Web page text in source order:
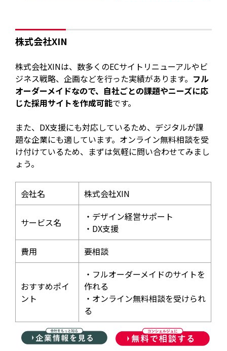
株式会社XIN
株式会社XINは、数多くのECサイトリニューアルやビ
ジネス戦略、企画などを行った実績があります。 フル
オーダーメイドなので、自社ごとの課題やニーズに応
じた採用サイトを作成可能です。
また、DX支援にも対応しているため、デジタルが課
題な企業にも適しています。オンライン無料相談を受
け付けているため、まずは気軽に問い合わせてみまし
ょう。
会社名 株式会社XIN​
サービス名
・デザイン経営サポート
・DX支援
費用
要相談
おすすめポイ
ント
・フルオーダーメイドのサイトを
作れる
・オンライン無料相談を受けられ
る